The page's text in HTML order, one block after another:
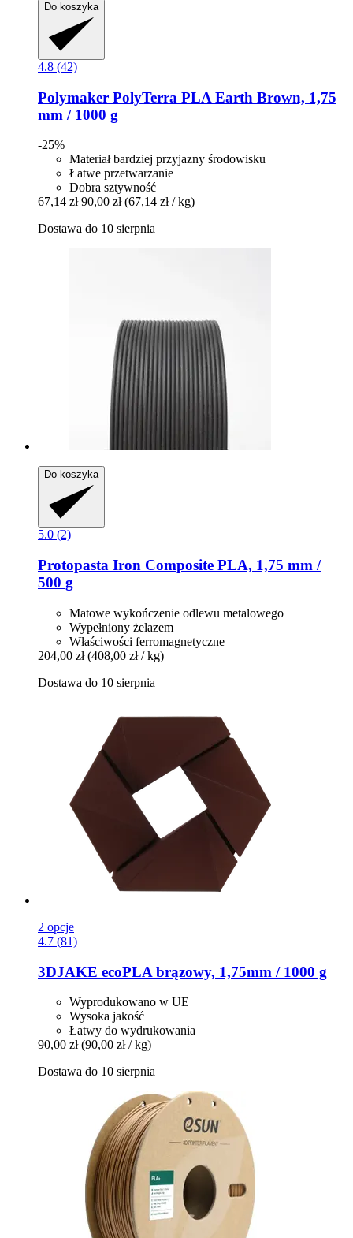
Do koszyka
4.8 (42)
Polymaker PolyTerra PLA Earth Brown, 1,75
mm / 1000 g
-25%
Materiał bardziej przyjazny środowisku
Łatwe przetwarzanie
Dobra sztywność
67,14 zł 90,00 zł (67,14 zł / kg)
Dostawa do 10 sierpnia
Do koszyka
5.0 (2)
Protopasta Iron Composite PLA, 1,75 mm /
500 g
Matowe wykończenie odlewu metalowego
Wypełniony żelazem
Właściwości ferromagnetyczne
204,00 zł (408,00 zł / kg)
Dostawa do 10 sierpnia
2 opcje
4.7 (81)
3DJAKE ecoPLA brązowy, 1,75mm / 1000 g
Wyprodukowano w UE
Wysoka jakość
Łatwy do wydrukowania
90,00 zł (90,00 zł / kg)
Dostawa do 10 sierpnia